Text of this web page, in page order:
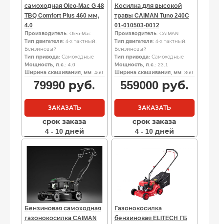
самоходная Oleo-Mac G 48
TBQ Comfort Plus 460 мм,
4.0
Производитель: Oleo-Mac
Тип двигателя: 4-х тактный,
Бензиновый
Тип привода: Самоходные
Мощность, л.с. : 4.0
Ширина скашивания, мм: 460
79990 руб.
ЗАКАЗАТЬ
срок заказа
4 - 10 дней
Косилка для высокой
травы CAIMAN Tuno 240C
01-010503-0012
Производитель: CAIMAN
Тип двигателя: 4-х тактный,
Бензиновый
Тип привода: Самоходные
Мощность, л.с. : 23.1
Ширина скашивания, мм: 860
559000руб.
ЗАКАЗАТЬ
срок заказа
4 - 10 дней
Бензиновая самоходная
газонокосилка CAIMAN
Газонокосилка
бензиновая ELITECH ГБ